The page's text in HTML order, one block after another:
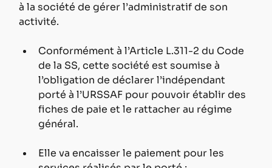
à la société de gérer l’administratif de son
activité.
Conformément à l’Article L.311-2 du Code
de la SS, cette société est soumise à
l’obligation de déclarer l’indépendant
porté à l’URSSAF pour pouvoir établir des
fiches de paie et le rattacher au régime
général.
Elle va encaisser le paiement pour les